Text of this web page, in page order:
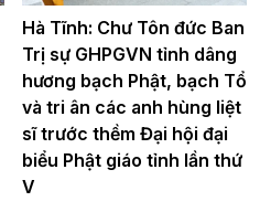
Hà Tĩnh: Chư Tôn đức Ban
Trị sự GHPGVN tỉnh dâng
hương bạch Phật, bạch Tổ
và tri ân các anh hùng liệt
sĩ trước thềm Đại hội đại
biểu Phật giáo tỉnh lần thứ
V